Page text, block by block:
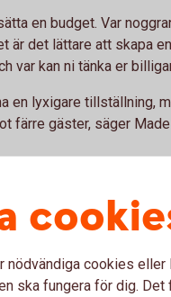
en budget. Var
är det lättare att skapa en
var kan ni tänka er
en lyxigare tillställning,
färre gäster, säger
rådgivare, för att gå
behövs. Särskilt
inget annat skrivs, är
nödvändiga cookies
ska fungera för dig. Det